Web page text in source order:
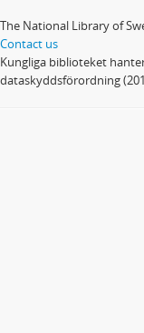
The National Library of
Contact us
Kungliga biblioteket
dataskyddsförordning